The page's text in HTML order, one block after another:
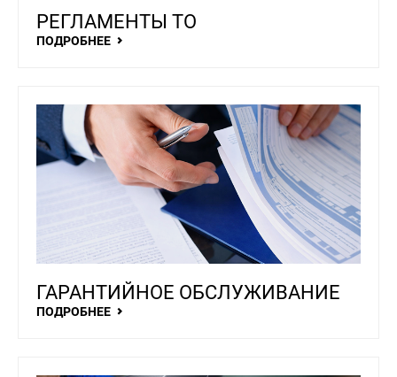
РЕГЛАМЕНТЫ ТО
ПОДРОБНЕЕ
ГАРАНТИЙНОЕ ОБСЛУЖИВАНИЕ
ПОДРОБНЕЕ